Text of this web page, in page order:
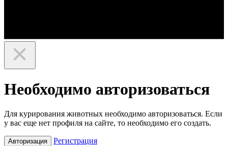
Необходимо авторизоваться
Для курирования животных необходимо авторизоваться. Если
у вас еще нет профиля на сайте, то необходимо его создать.
Авторизация Регистрация